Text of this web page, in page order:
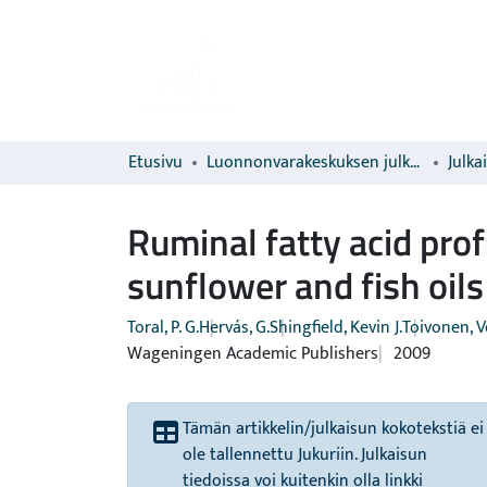
Etusivu Luonnonvarakeskuksen julkaisut
Ruminal fatty acid
sunflower and fish oils
Toral, P. G.Hervás, G.Shingfield, Kevin J.Toivonen,
Wageningen Academic Publishers 2009
Tämän artikkelin/julkaisun kokotekstiä ei
ole tallennettu Jukuriin. Julkaisun
tiedoissa voi kuitenkin olla linkki